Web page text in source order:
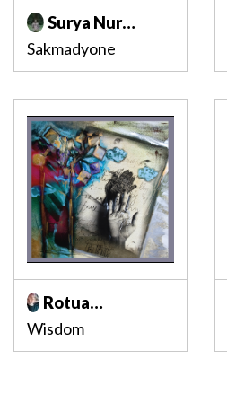
Surya Nur
Indrawan
Sakmadyone
Rotua
Magdalena P.
Agung
Wisdom